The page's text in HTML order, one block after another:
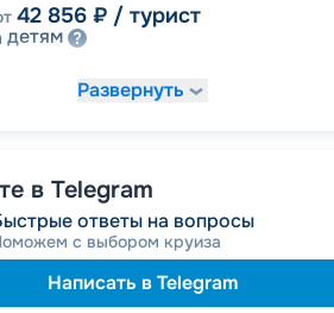
42 856 ₽ / турист
детям
46 265 ₽/ турист
Развернуть
в Telegram
ответы на вопросы
с выбором круиза
Написать в Telegram